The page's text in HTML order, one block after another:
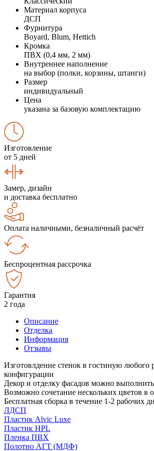
Материал корпуса
ДСП
Фурнитура
Boyard, Blum, Hettich
Кромка
ПВХ (0,4 мм, 2 мм)
Внутреннее наполнение
на выбор (полки, корзины, штанги)
Размер
индивидуальный
Цена
указана за базовую комплектацию
Изготовление
от 5 дней
Замер, дизайн
и доставка бесплатно
Оплата наличными, безналичный расчёт
Беспроцентная рассрочка
Гарантия
2 года
Описание
Отделка
Информация
Отзывы
Изготовлдение стенок в гостиную любого
конфигурации
Декор и отделку фасадов можно
Возможно сочетание нескольких цветов в
Бесплатная сборка в течение 1-2 рабочих
ЛДСП
Пластик Alvic Luxe
Пластик HPL
Пленка ПВХ
Полотно АГТ (МДФ)